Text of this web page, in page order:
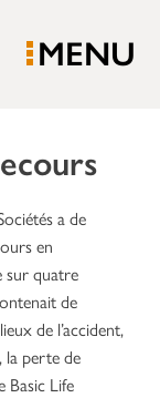
MENU
a de
en
sur quatre
de
de l’accident,
la perte de
Basic Life